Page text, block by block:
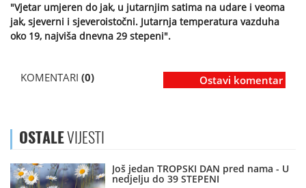
"Vjetar umjeren do jak, u jutarnjim satima na udare i veoma
jak, sjeverni i sjeveroistočni. Jutarnja temperatura vazduha
oko 19, najviša dnevna 29 stepeni".
KOMENTARI (0) Ostavi komentar
OSTALEVIJESTI
Još jedan TROPSKI DAN pred nama - U
nedjelju do 39 STEPENI